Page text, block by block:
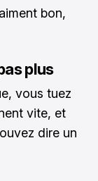
bon,
plus
vous tuez
vite, et
dire un